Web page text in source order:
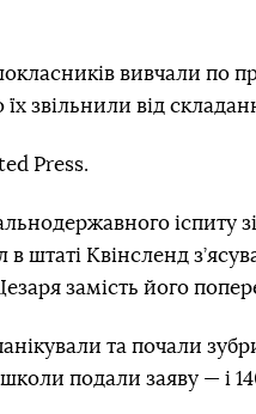
вивчали по
звільнили від
Press.
іспиту
в штаті Квінсленд
замість його
та почали
подали заяву — і